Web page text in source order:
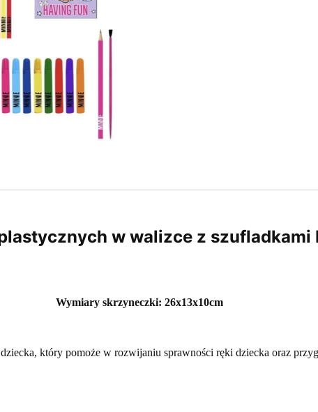
w walizce z szufladkami
Wymiary skrzyneczki: 26x13x10cm
który pomoże w rozwijaniu sprawności ręki dziecka oraz